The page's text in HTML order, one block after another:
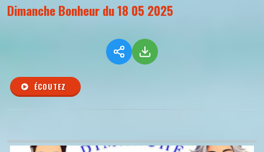
Dimanche Bonheur du 18 05 2025
ÉCOUTEZ